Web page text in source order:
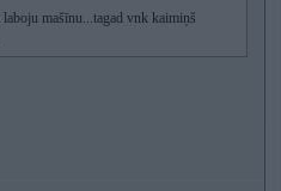
mašīnu...tagad vnk kaimiņš